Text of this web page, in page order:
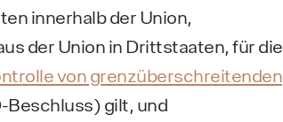
innerhalb der Union,
der Union in Drittstaaten, für die
von grenzüberschreitenden
Beschluss) gilt, und